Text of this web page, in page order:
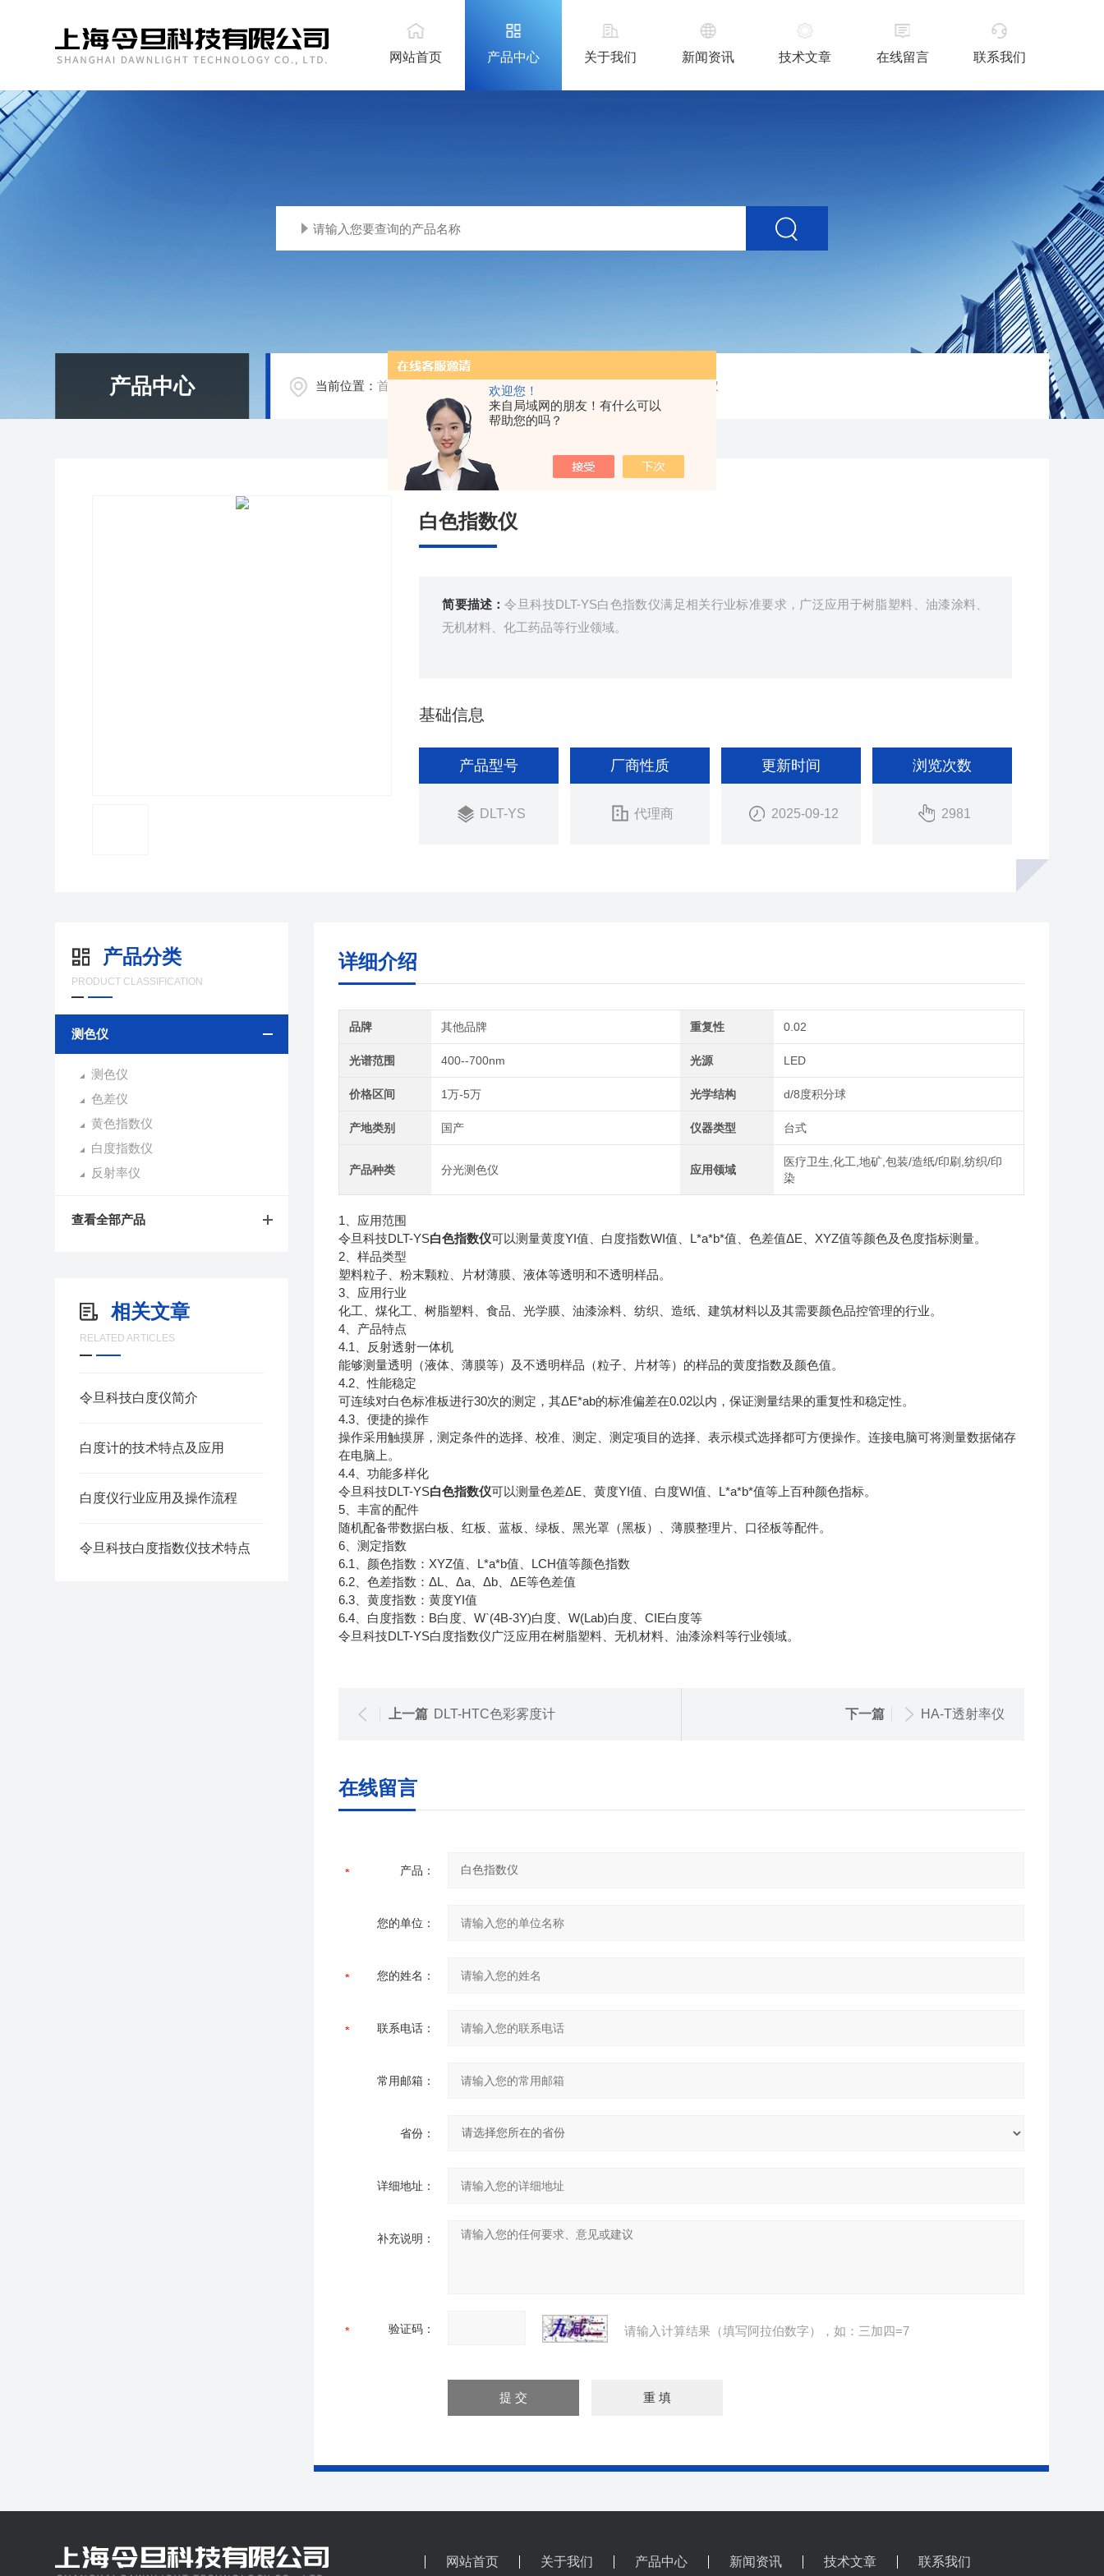
欢迎您！
来自局域网的朋友！有什么可以
帮助您的吗？
网站首页 产品中心 关于我们 新闻资讯 技术文章 在线留言 联系我们
产品中心 当前位置：首页 测色仪/ / DLT-YS白色指数仪
白色指数仪
简要描述：令旦科技DLT-YS白色指数仪满足相关行业标准要求，广泛应用于树脂塑料、油漆涂料、
无机材料、化工药品等行业领域。
基础信息
产品型号
DLT-YS
厂商性质
代理商
更新时间
2025-09-12
浏览次数
2981
产品分类
PRODUCT CLASSIFICATION
测色仪
测色仪
色差仪
黄色指数仪
白度指数仪
反射率仪
查看全部产品
相关文章
RELATED ARTICLES
令旦科技白度仪简介
白度计的技术特点及应用
白度仪行业应用及操作流程
令旦科技白度指数仪技术特点
详细介绍
品牌 其他品牌 重复性 0.02
光谱范围 400--700nm 光源 LED
价格区间 1万-5万 光学结构 d/8度积分球
产地类别 国产 仪器类型 台式
产品种类 分光测色仪 应用领域
医疗卫生,化工,地矿,包装/造纸/印刷,纺织/印
染
1、应用范围
令旦科技DLT-YS白色指数仪可以测量黄度YI值、白度指数WI值、L*a*b*值、色差值ΔE、XYZ值等颜色及色度指标测量。
2、样品类型
塑料粒子、粉末颗粒、片材薄膜、液体等透明和不透明样品。
3、应用行业
化工、煤化工、树脂塑料、食品、光学膜、油漆涂料、纺织、造纸、建筑材料以及其需要颜色品控管理的行业。
4、产品特点
4.1、反射透射一体机
能够测量透明（液体、薄膜等）及不透明样品（粒子、片材等）的样品的黄度指数及颜色值。
4.2、性能稳定
可连续对白色标准板进行30次的测定，其ΔE*ab的标准偏差在0.02以内，保证测量结果的重复性和稳定性。
4.3、便捷的操作
操作采用触摸屏，测定条件的选择、校准、测定、测定项目的选择、表示模式选择都可方便操作。连接电脑可将测量数据储存
在电脑上。
4.4、功能多样化
令旦科技DLT-YS白色指数仪可以测量色差ΔE、黄度YI值、白度WI值、L*a*b*值等上百种颜色指标。
5、丰富的配件
随机配备带数据白板、红板、蓝板、绿板、黑光罩（黑板）、薄膜整理片、口径板等配件。
6、测定指数
6.1、颜色指数：XYZ值、L*a*b值、LCH值等颜色指数
6.2、色差指数：ΔL、Δa、Δb、ΔE等色差值
6.3、黄度指数：黄度YI值
6.4、白度指数：B白度、W`(4B-3Y)白度、W(Lab)白度、CIE白度等
令旦科技DLT-YS白度指数仪广泛应用在树脂塑料、无机材料、油漆涂料等行业领域。
上一篇 DLT-HTC色彩雾度计 下一篇 HA-T透射率仪
在线留言
产品：
您的单位：
您的姓名：
联系电话：
常用邮箱：
省份：
详细地址：
补充说明：
验证码： 请输入计算结果（填写阿拉伯数字），如：三加四=7
网站首页 关于我们 产品中心 新闻资讯 技术文章 联系我们